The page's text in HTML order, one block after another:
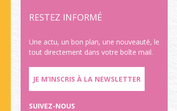
RESTEZ INFORMÉ
Une actu, un bon plan, une nouveauté, le
tout directement dans votre boîte mail.
JE M’INSCRIS À LA NEWSLETTER
SUIVEZ-NOUS